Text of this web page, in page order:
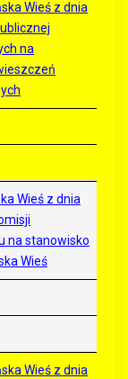
Wieś z dnia
na
Wieś z dnia
na stanowisko
Wieś
Wieś z dnia